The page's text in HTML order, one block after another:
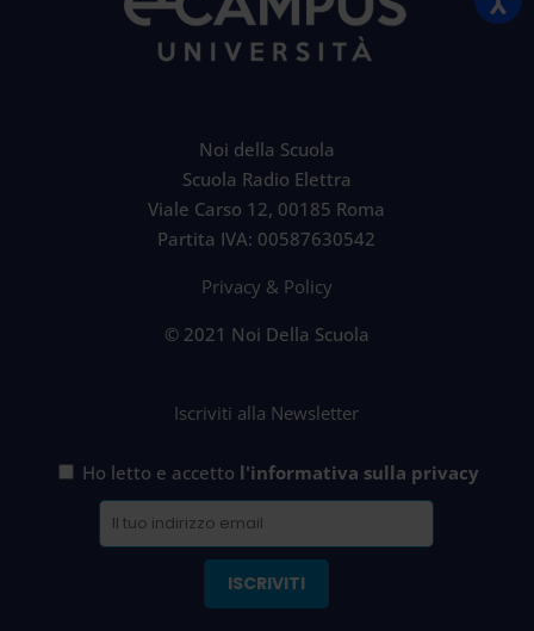
Noi della Scuola
Scuola Radio Elettra
Viale Carso 12, 00185 Roma
Partita IVA: 00587630542
Privacy & Policy
© 2021 Noi Della Scuola
Iscriviti alla Newsletter
Ho letto e accetto l'informativa sulla privacy